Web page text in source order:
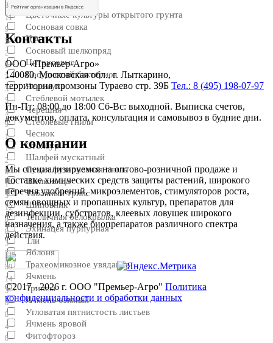
8
Цветочные культуры открытого грунта
9
Цветы
2
Цитрусовые
2
Черемуха
5
Черешня
9
Чеснок
1
Шалфей мускатный
8
Шелковица
3
Шиповник
8
Эхинацея пурпурная
3
Яблоня
39
Ячмень
3
Ячмень озимый
8
Ячмень яровой
8
11
Сосновая совка
5
Сосновый шелкопряд
5
Сосудистый бактериоз
3
Стеблевой мотылек
3
Стеблевые гнили
1
Столбур
2
Сухая фузариозная гниль
1
Табачный трипс
12
Тепличная белокрылка
8
Тли
11
Трахеомикозное увядание
14
Трипсы
8
Угловатая пятнистость листьев
4
Фитофтороз
Контакты
ООО «Премьер-Агро»
140080, Московская обл., г. Лыткарино,
территория промзоны Тураево стр. 39Б Тел.: 8 (495) 198-07-97
Пн-Пт: 08:00 до 18:00 Сб-Вс: выходной. Выписка счетов,
документов, оплата, консультация и самовывоз в будние дни.
О компании
Мы специализируемся на оптово-розничной продаже и
поставке химических средств защиты растений, широкого
перечня удобрений, микроэлементов, стимуляторов роста,
семян овощных и пропашных культур, препаратов для
дезинфекции, субстратов, клеевых ловушек широкого
назначения, а также биопрепаратов различного спектра
действия.
©2017 - 2026 г. ООО "Премьер-Агро" Политика
конфиденциальности и обработки данных